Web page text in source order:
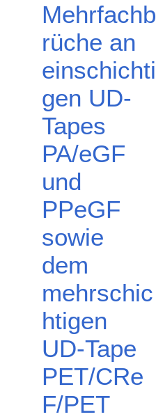
Mehrfachb
rüche an
einschichti
gen UD-
Tapes
PA/eGF
und
PPeGF
sowie
dem
mehrschic
htigen
UD-Tape
PET/CRe
F/PET